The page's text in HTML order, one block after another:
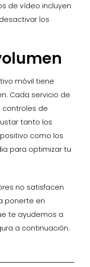
de vídeo incluyen
los
móvil tiene
Cada servicio de
controles de
tanto los
como los
para optimizar tu
no satisfacen
ponerte en
te ayudemos a
a continuación.